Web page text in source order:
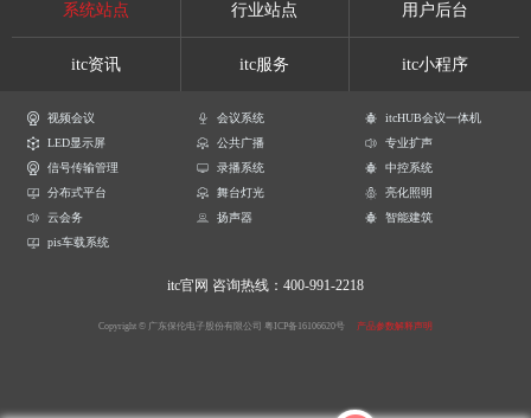
系统站点 行业站点 用户后台
itc资讯 itc服务 itc小程序
视频会议 会议系统
itcHUB会议一体机
LED显示屏
公共广播
专业扩声
信号传输管理
录播系统
中控系统
分布式平台
舞台灯光
亮化照明
云会务
扬声器
智能建筑
pis车载系统
itc官网 咨询热线：400-991-2218
Copyright © 广东保伦电子股份有限公司 粤ICP备16106620号 产品参数解释声明